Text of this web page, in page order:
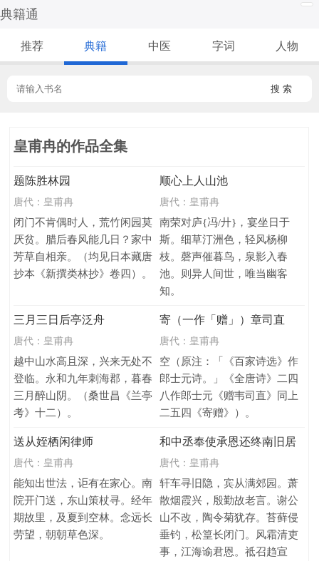
典籍通
推荐 典籍 中医 字词 人物
搜 索
皇甫冉的作品全集
题陈胜林园
唐代： 皇甫冉
闭门不肯偶时人，荒竹闲园莫
厌贫。腊后春风能几日？家中
芳草自相亲。（均见日本藏唐
抄本《新撰类林抄》卷四）。
顺心上人山池
唐代： 皇甫冉
南荣对庐{冯/廾}，宴坐日于
斯。细草汀洲色，轻风杨柳
枝。磬声催暮鸟，泉影入春
池。则异人间世，唯当幽客
知。
三月三日后亭泛舟
唐代： 皇甫冉
越中山水高且深，兴来无处不
登临。永和九年刺海郡，暮春
三月醉山阴。（桑世昌《兰亭
考》十二）。
寄（一作「赠」）章司直
唐代： 皇甫冉
空（原注：「《百家诗选》作
郎士元诗。」《全唐诗》二四
八作郎士元《赠韦司直》同上
二五四《寄赠》）。
送从姪栖闲律师
唐代： 皇甫冉
能知出世法，讵有在家心。南
院开门送，东山策杖寻。经年
期故里，及夏到空林。念远长
劳望，朝朝草色深。
和中丞奉使承恩还终南旧居
唐代： 皇甫冉
轩车寻旧隐，宾从满郊园。萧
散烟霞兴，殷勤故老言。谢公
山不改，陶令菊犹存。苔藓侵
垂钓，松篁长闭门。风霜清吏
事，江海谕君恩。祗召趋宣